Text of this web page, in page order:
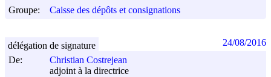
Groupe: Caisse des dépôts et consignations
De:
Christian Costrejean
adjoint à la directrice
délégation de signature 24/08/2016